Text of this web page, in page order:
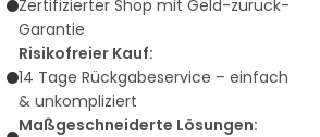
Zertifizierter Shop mit Geld-zurück-
Garantie
Risikofreier Kauf:
14 Tage Rückgabeservice – einfach
& unkompliziert
Maßgeschneiderte Lösungen: